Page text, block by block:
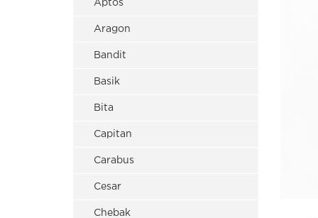
Aptos
Aragon
Bandit
Basik
Bita
Capitan
Carabus
Cesar
Chebak